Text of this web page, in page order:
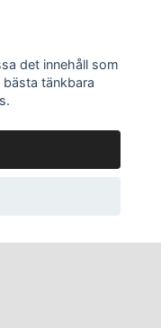
det innehåll som
tänkbara